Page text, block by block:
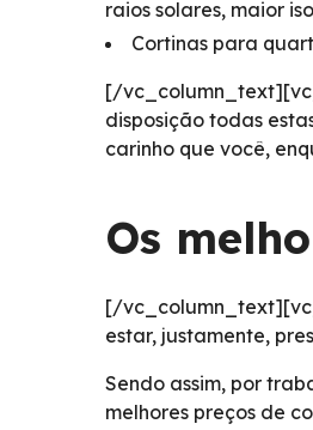
raios solares, maior
Cortinas para
[/
disposição todas
carinho que você,
Os
[/
estar, justamente,
Sendo assim, por
melhores preços de